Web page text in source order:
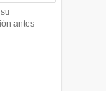
antes